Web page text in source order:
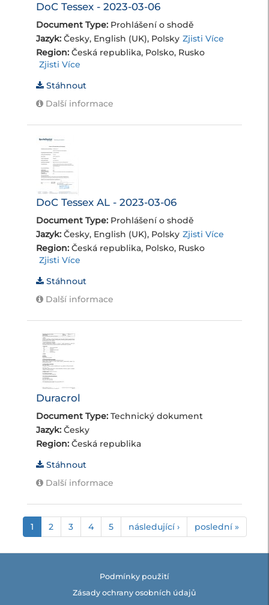
DoC Tessex - 2023-03-06
Document Type: Prohlášení o shodě
Jazyk: Česky, English (UK), Polsky Zjisti Více
Region: Česká republika, Polsko, Rusko
Zjisti Více
Stáhnout
Další informace
DoC Tessex AL - 2023-03-06
Document Type: Prohlášení o shodě
Jazyk: Česky, English (UK), Polsky Zjisti Více
Region: Česká republika, Polsko, Rusko
Zjisti Více
Stáhnout
Další informace
Duracrol
Document Type: Technický dokument
Jazyk: Česky
Region: Česká republika
Stáhnout
Další informace
1 2 3 4 5 následující › poslední »
Podmínky použití
Zásady ochrany osobních údajů